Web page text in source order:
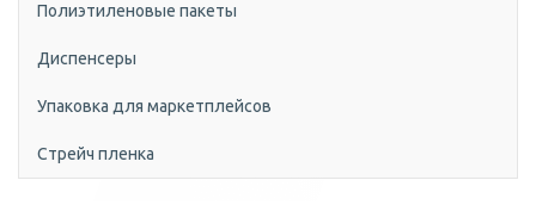
Полиэтиленовые пакеты
Диспенсеры
Упаковка для маркетплейсов
Стрейч пленка